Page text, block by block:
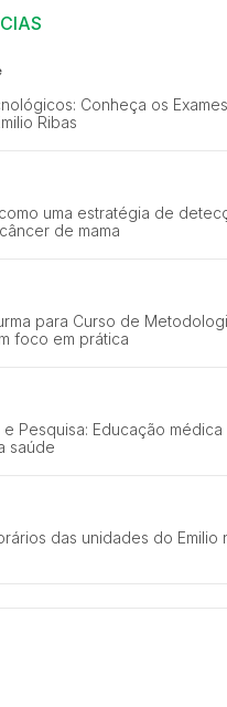
Conheça os
Ribas
uma estratégia de
de mama
para Curso de
foco em prática
e Pesquisa: Educação médica
saúde
das unidades do Emilio